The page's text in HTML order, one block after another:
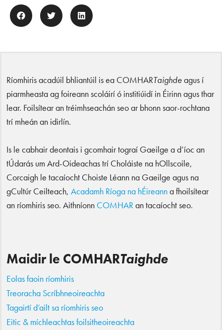
Ríomhiris acadúil bhliantúil is ea COMHARTaighdeagus í
piarmheasta ag foireann scoláirí ó institiúidí in Éirinn agus thar
lear. Foilsítear an tréimhseachán seo ar bhonn saor-rochtana
trí mheán an idirlín.
Is le cabhair deontais i gcomhair tograí Gaeilge a d’íoc an
tÚdarás um Ard-Oideachas trí Choláiste na hOllscoile,
Corcaigh le tacaíocht Choiste Léann na Gaeilge agus na
gCultúr Ceilteach, Acadamh Ríoga na hÉireanna fhoilsítear
an ríomhiris seo. Aithníonn COMHARan tacaíocht seo.
Maidir le COMHARTaighde
Eolas faoin ríomhiris
Treoracha Scríbhneoireachta
Tagairtí d’ailt sa ríomhiris seo
Eitic & míchleachtas foilsitheoireachta